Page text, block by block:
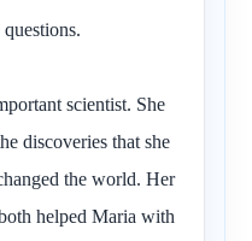
scientist. She
discoveries that she
the world. Her
helped Maria with